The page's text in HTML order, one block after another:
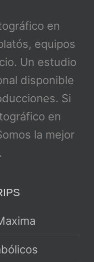
en
equipos
Un estudio
disponible
Si
en
la mejor